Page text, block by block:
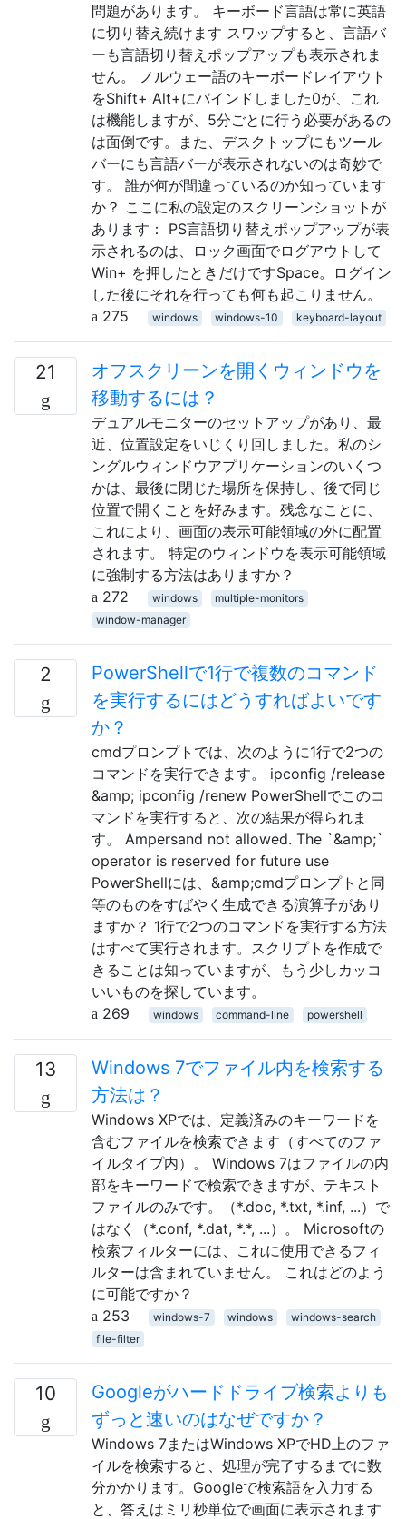
問題があります。 キーボード言語は常に英語
に切り替え続けます スワップすると、言語バ
ーも言語切り替えポップアップも表示されま
せん。 ノルウェー語のキーボードレイアウト
をShift+ Alt+にバインドしました0が、これ
は機能しますが、5分ごとに行う必要があるの
は面倒です。また、デスクトップにもツール
バーにも言語バーが表示されないのは奇妙で
す。 誰が何が間違っているのか知っています
か？ ここに私の設定のスクリーンショットが
あります： PS言語切り替えポップアップが表
示されるのは、ロック画面でログアウトして
Win+ を押したときだけですSpace。ログイン
した後にそれを行っても何も起こりません。
275
windows windows-10 keyboard-layout
21
オフスクリーンを開くウィンドウを
移動するには？
デュアルモニターのセットアップがあり、最
近、位置設定をいじくり回しました。私のシ
ングルウィンドウアプリケーションのいくつ
かは、最後に閉じた場所を保持し、後で同じ
位置で開くことを好みます。残念なことに、
これにより、画面の表示可能領域の外に配置
されます。 特定のウィンドウを表示可能領域
に強制する方法はありますか？
272
windows
multiple-monitors
window-manager
2
PowerShellで1行で複数のコマンド
を実行するにはどうすればよいです
か？
cmdプロンプトでは、次のように1行で2つの
コマンドを実行できます。 ipconfig /release
&amp; ipconfig /renew PowerShellでこのコ
マンドを実行すると、次の結果が得られま
す。 Ampersand not allowed. The `&amp;`
operator is reserved for future use
PowerShellには、&amp;cmdプロンプトと同
等のものをすばやく生成できる演算子があり
ますか？ 1行で2つのコマンドを実行する方法
はすべて実行されます。スクリプトを作成で
きることは知っていますが、もう少しカッコ
いいものを探しています。
269
windows command-line powershell
13
Windows 7でファイル内を検索する
方法は？
Windows XPでは、定義済みのキーワードを
含むファイルを検索できます（すべてのファ
イルタイプ内）。 Windows 7はファイルの内
部をキーワードで検索できますが、テキスト
ファイルのみです。（*.doc, *.txt, *.inf, ...）で
はなく（*.conf, *.dat, *.*, ...）。 Microsoftの
検索フィルターには、これに使用できるフィ
ルターは含まれていません。 これはどのよう
に可能ですか？
253
windows-7 windows
windows-search
file-filter
10
Googleがハードドライブ検索よりも
ずっと速いのはなぜですか？
Windows 7またはWindows XPでHD上のファ
イルを検索すると、処理が完了するまでに数
分かかります。Googleで検索語を入力する
と、答えはミリ秒単位で画面に表示されます